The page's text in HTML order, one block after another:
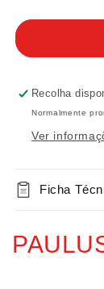
quantidade
A
de
Francisco
de
Recolha
Normalmente
Ver
Ficha